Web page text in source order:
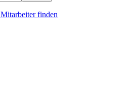
Mitarbeiterfinden